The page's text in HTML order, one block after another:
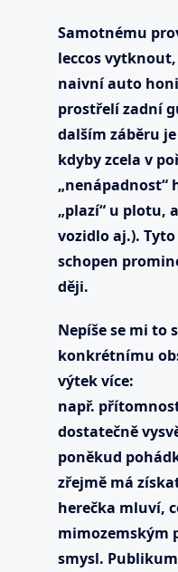
Samotnému
leccos
naivní auto
prostřelí zadní
dalším záběru
kdyby zcela v
„nenápadnost“
„plazí“ u plotu,
vozidlo aj.).
schopen
ději.
Nepíše se mi to
konkrétnímu
výtek více:
např.
dostatečně
poněkud
zřejmě má
herečka mluví,
mimozemským
smysl.